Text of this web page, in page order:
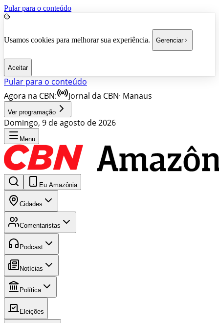
Pular para o conteúdo
Usamos cookies para melhorar sua experiência. Gerenciar
Aceitar
Pular para o conteúdo
Agora na CBN:
Jornal da CBN· Manaus
Ver programação
Domingo, 9 de agosto de 2026
Menu
Eu Amazônia
Cidades
Comentaristas
Podcast
Notícias
Política
Eleições